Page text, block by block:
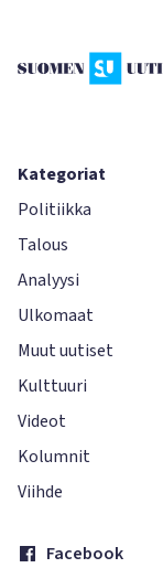
Kategoriat
Politiikka
Talous
Analyysi
Ulkomaat
Muut uutiset
Kulttuuri
Videot
Kolumnit
Viihde
Facebook